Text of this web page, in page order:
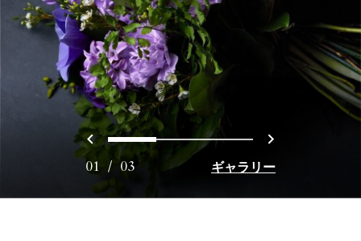
戻る0 1 2 次へ
01 / 03 ギャラリー